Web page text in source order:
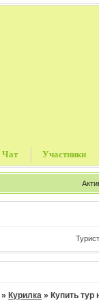
Чат Участники
»Курилка »Купить тур